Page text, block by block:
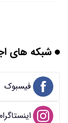
شبکه های
فیسبوک